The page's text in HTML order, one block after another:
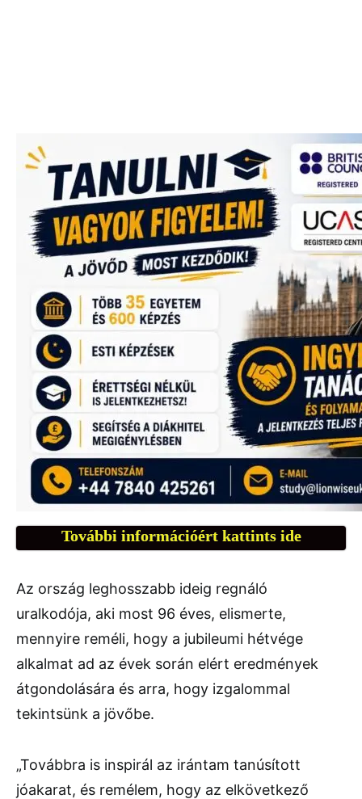
További információért kattints ide
Az ország leghosszabb ideig regnáló
uralkodója, aki most 96 éves, elismerte,
mennyire reméli, hogy a jubileumi hétvége
alkalmat ad az évek során elért eredmények
átgondolására és arra, hogy izgalommal
tekintsünk a jövőbe.
„Továbbra is inspirál az irántam tanúsított
jóakarat, és remélem, hogy az elkövetkező